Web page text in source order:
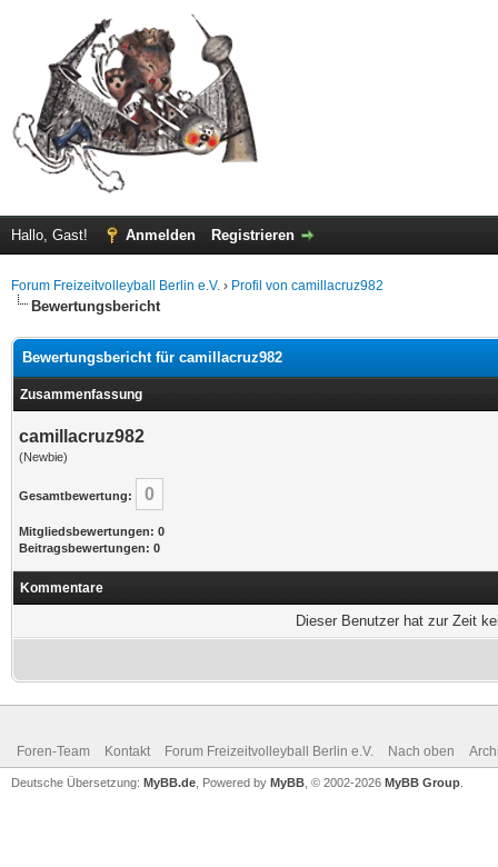
Hallo, Gast! Anmelden Registrieren
Forum Freizeitvolleyball Berlin e.V. › Profil von camillacruz982
Bewertungsbericht
Bewertungsbericht für camillacruz982
Zusammenfassung
camillacruz982
(Newbie)
Gesamtbewertung: 0
Mitgliedsbewertungen: 0
Beitragsbewertungen: 0
Kommentare
Dieser Benutzer hat zur Zeit
Foren-Team Kontakt Forum Freizeitvolleyball Berlin e.V. Nach oben
Deutsche Übersetzung: MyBB.de , Powered by MyBB , © 2002-2026 MyBB Group